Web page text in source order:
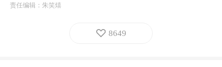
责任编辑： 朱笑熺
8649